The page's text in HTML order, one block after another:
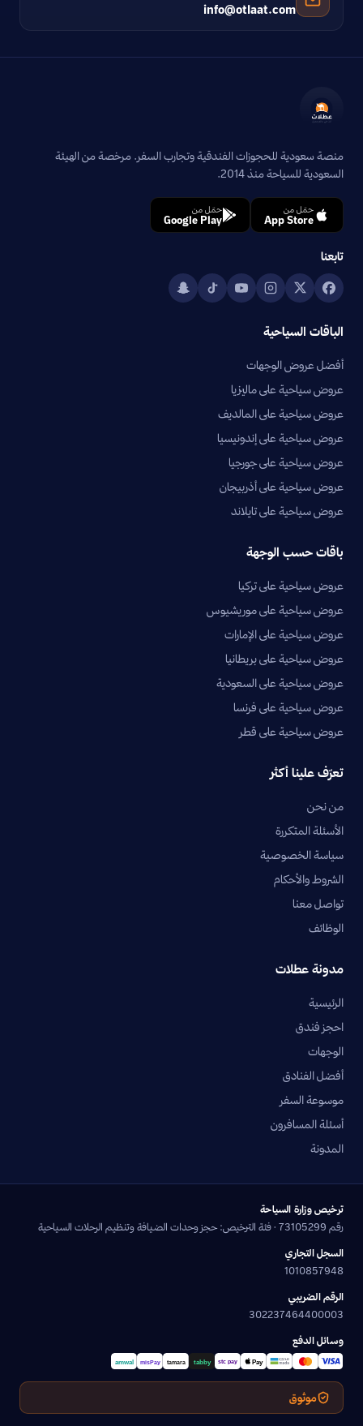
info@otlaat.com
منصة سعودية للحجوزات الفندقية وتجارب السفر. مرخصة من الهيئة
السعودية للسياحة منذ 2014.
حمّل من
App Store
حمّل من
Google Play
تابعنا
الباقات السياحية
أفضل عروض الوجهات
عروض سياحية على ماليزيا
عروض سياحية على المالديف
عروض سياحية على إندونيسيا
عروض سياحية على جورجيا
عروض سياحية على أذربيجان
عروض سياحية على تايلاند
باقات حسب الوجهة
عروض سياحية على تركيا
عروض سياحية على موريشيوس
عروض سياحية على الإمارات
عروض سياحية على بريطانيا
عروض سياحية على السعودية
عروض سياحية على فرنسا
عروض سياحية على قطر
تعرّف علينا أكثر
من نحن
الأسئلة المتكررة
سياسة الخصوصية
الشروط والأحكام
تواصل معنا
الوظائف
مدونة عطلات
الرئيسية
احجز فندق
الوجهات
أفضل الفنادق
موسوعة السفر
أسئلة المسافرون
المدونة
ترخيص وزارة السياحة
رقم 73105299 · فئة الترخيص: حجز وحدات الضيافة وتنظيم الرحلات السياحية
السجل التجاري
1010857948
الرقم الضريبي
302237464400003
وسائل الدفع
موثوق